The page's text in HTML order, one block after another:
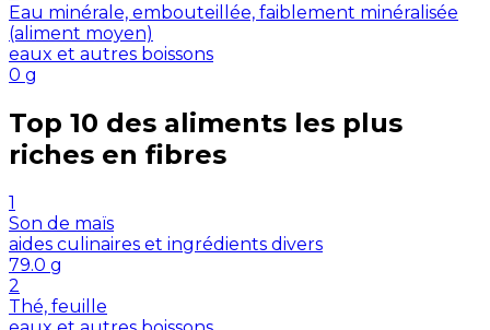
Eau minérale, embouteillée, faiblement minéralisée
(aliment moyen)
eaux et autres boissons
0 g
Top 10 des aliments les plus
riches en fibres
1
Son de maïs
aides culinaires et ingrédients divers
79.0 g
2
Thé, feuille